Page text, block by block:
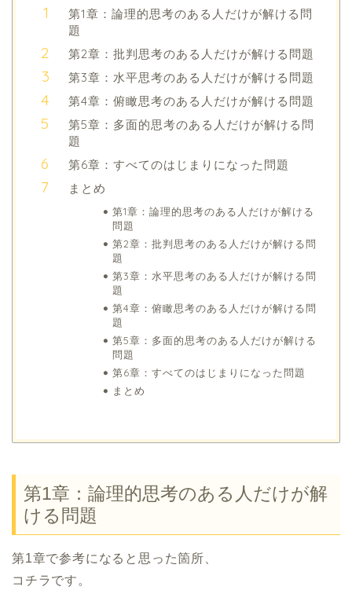
第1章：論理的思考のある人だけが解ける問
題
第2章：批判思考のある人だけが解ける問題
第3章：水平思考のある人だけが解ける問題
第4章：俯瞰思考のある人だけが解ける問題
第5章：多面的思考のある人だけが解ける問
題
第6章：すべてのはじまりになった問題
まとめ
第1章：論理的思考のある人だけが解ける
問題
第2章：批判思考のある人だけが解ける問
題
第3章：水平思考のある人だけが解ける問
題
第4章：俯瞰思考のある人だけが解ける問
題
第5章：多面的思考のある人だけが解ける
問題
第6章：すべてのはじまりになった問題
まとめ
第1章：論理的思考のある人だけが解
ける問題
第1章で参考になると思った箇所、
コチラです。